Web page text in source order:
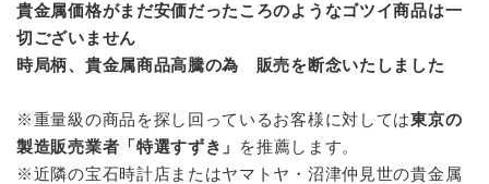
貴金属価格がまだ安価だったころのようなゴツイ商品は一
切ございません
時局柄、貴金属商品高騰の為 販売を断念いたしました
※重量級の商品を探し回っているお客様に対しては東京の
製造販売業者「特選すずき」
を推薦します。
※近隣の宝石時計店またはヤマトヤ・沼津仲見世の貴金属